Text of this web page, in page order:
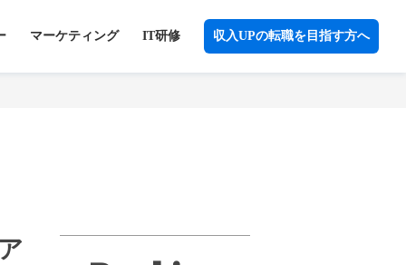
マーケティング IT研修 収入UPの転職を目指す方へ